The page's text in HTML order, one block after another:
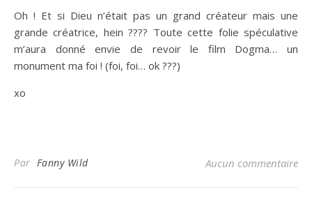
Oh ! Et si Dieu n’était pas un grand créateur mais une
grande créatrice, hein ???? Toute cette folie spéculative
m’aura donné envie de revoir le film Dogma… un
monument ma foi ! (foi, foi… ok ???)
xo
Par Fanny Wild Aucun commentaire